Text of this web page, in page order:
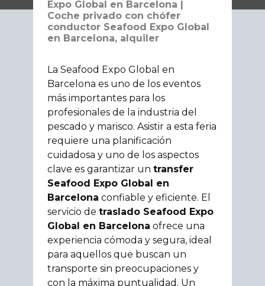
Expo Global en Barcelona |
Coche privado con chófer
conductor Seafood Expo Global
en Barcelona, alquiler
La Seafood Expo Global en
Barcelona es uno de los eventos
más importantes para los
profesionales de la industria del
pescado y marisco. Asistir a esta feria
requiere una planificación
cuidadosa y uno de los aspectos
clave es garantizar un transfer
Seafood Expo Global en
Barcelona confiable y eficiente. El
servicio de traslado Seafood Expo
Global en Barcelona ofrece una
experiencia cómoda y segura, ideal
para aquellos que buscan un
transporte sin preocupaciones y
con la máxima puntualidad. Un